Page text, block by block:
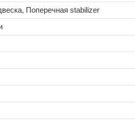
Поперечная stabilizer